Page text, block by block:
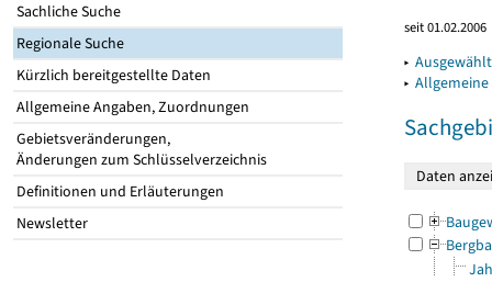
Sachliche Suche
Regionale Suche
Kürzlich bereitgestellte Daten
Allgemeine Angaben, Zuordnungen
Gebietsveränderungen,
Änderungen zum Schlüsselverzeichnis
Definitionen und Erläuterungen
Newsletter
seit 01.02.2006
▸
▸